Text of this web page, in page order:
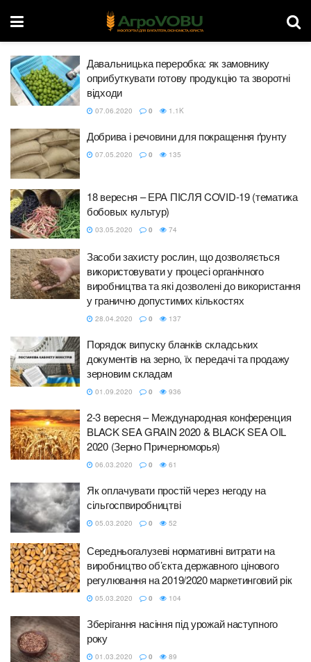
Давальницька переробка: як замовнику
оприбуткувати готову продукцію та зворотні
відходи
07.06.2020 0 1.1K
Добрива і речовини для покращення ґрунту
07.05.2020 0 135
18 вересня – ЕРА ПІСЛЯ COVID-19 (тематика
бобовых культур)
03.05.2020 0 74
Засоби захисту рослин, що дозволяється
використовувати у процесі органічного
виробництва та які дозволені до використання
у гранично допустимих кількостях
28.04.2020 0 137
Порядок випуску бланків складських
документів на зерно, їх передачі та продажу
зерновим складам
01.09.2020 0 936
2-3 вересня – Международная конференция
BLACK SEA GRAIN 2020 & BLACK SEA OIL
2020 (Зерно Причерноморья)
06.03.2020 0 61
Як оплачувати простій через негоду на
сільгоспвиробництві
05.03.2020 0 52
Середньогалузеві нормативні витрати на
виробництво об’єкта державного цінового
регулювання на 2019/2020 маркетинговий рік
05.03.2020 0 104
Зберігання насіння під урожай наступного
року
01.03.2020 0 89